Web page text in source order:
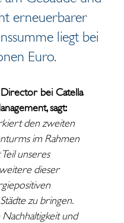
erneuerbarer
liegt bei
Euro.
Director bei Catella
sagt:
den zweiten
im Rahmen
unseres
dieser
zu bringen.
und